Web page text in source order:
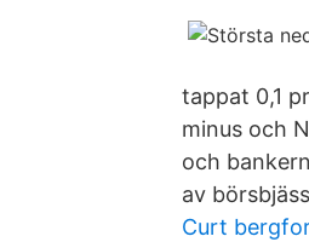
tappat 0,1
minus och
och
av
Curt